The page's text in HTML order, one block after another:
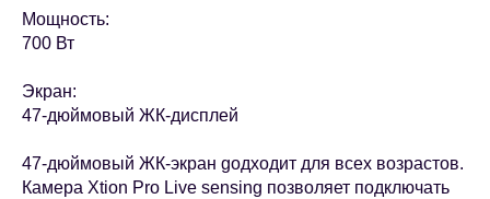
Мощность:
700 Вт
Экран:
47-дюймовый ЖК-дисплей
47-дюймовый ЖК-экран gодходит для всех возрастов.
Камера Xtion Pro Live sensing позволяет подключать